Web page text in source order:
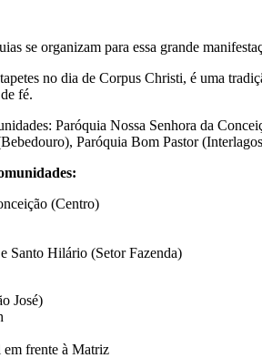
se organizam para essa grande
no dia de Corpus Christi, é uma
fé.
Paróquia Nossa Senhora da
Paróquia Bom Pastor
(Centro)
Santo Hilário (Setor Fazenda)
José)
em frente à Matriz